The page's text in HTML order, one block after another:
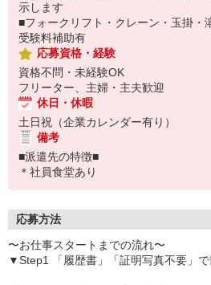
示します
■フォークリフト・クレーン・玉掛・
受験料補助有
応募資格・経験
資格不問・未経験OK
フリーター、主婦・主夫歓迎
休日・休暇
土日祝（企業カレンダー有り）
備考
■派遣先の特徴■
＊社員食堂あり
応募方法
〜お仕事スタートまでの流れ〜
▼Step1 「履歴書」「証明写真不要」で